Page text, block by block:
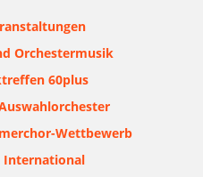
Orchestermusik
60plus
Wettbewerb
International